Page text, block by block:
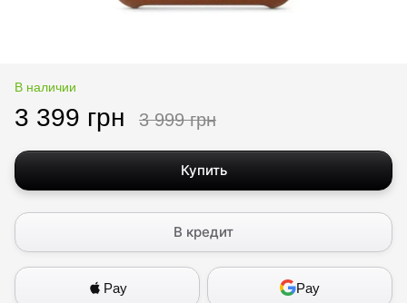
В наличии
3 399 грн 3 999 грн
Купить
В кредит
Pay Pay